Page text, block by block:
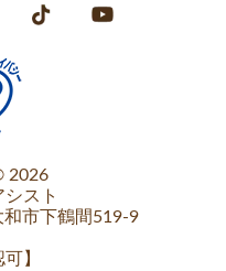
2026
スト
市下鶴間519-9
】